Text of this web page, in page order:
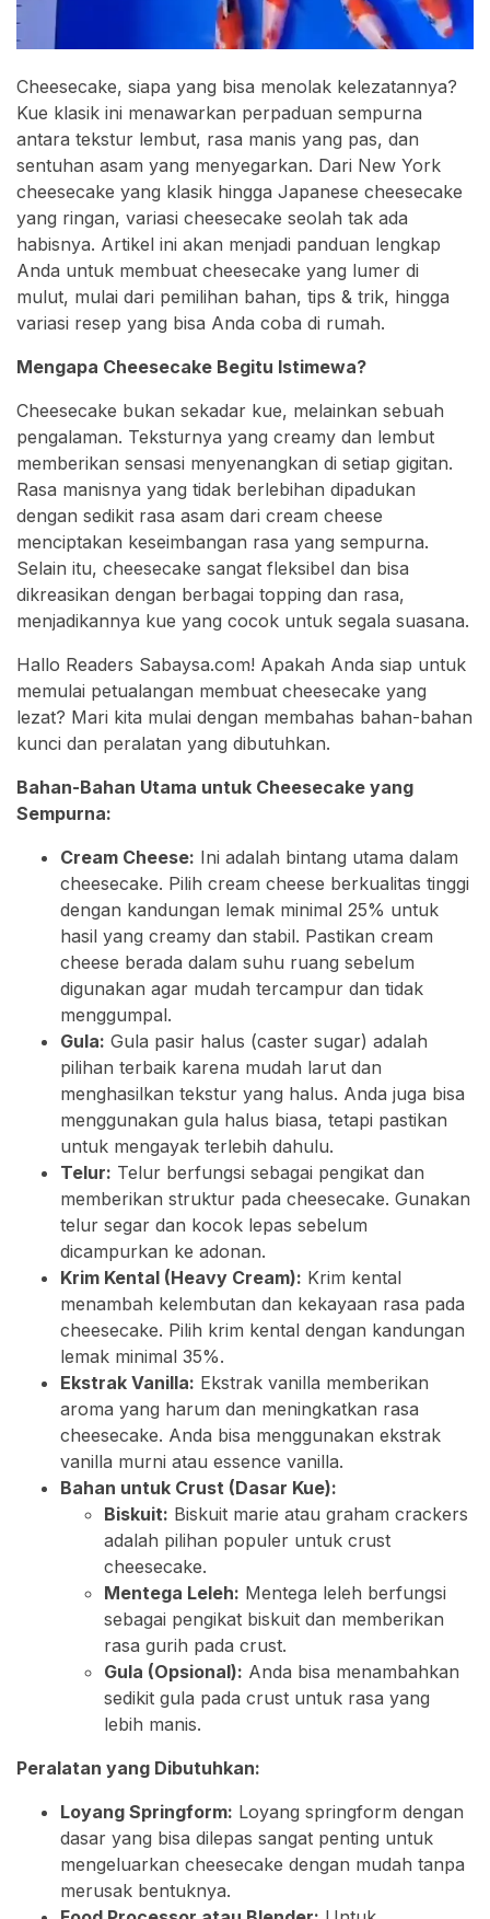
Cheesecake, siapa yang bisa menolak kelezatannya?
Kue klasik ini menawarkan perpaduan sempurna
antara tekstur lembut, rasa manis yang pas, dan
sentuhan asam yang menyegarkan. Dari New York
cheesecake yang klasik hingga Japanese cheesecake
yang ringan, variasi cheesecake seolah tak ada
habisnya. Artikel ini akan menjadi panduan lengkap
Anda untuk membuat cheesecake yang lumer di
mulut, mulai dari pemilihan bahan, tips & trik, hingga
variasi resep yang bisa Anda coba di rumah.
Mengapa Cheesecake Begitu Istimewa?
Cheesecake bukan sekadar kue, melainkan sebuah
pengalaman. Teksturnya yang creamy dan lembut
memberikan sensasi menyenangkan di setiap gigitan.
Rasa manisnya yang tidak berlebihan dipadukan
dengan sedikit rasa asam dari cream cheese
menciptakan keseimbangan rasa yang sempurna.
Selain itu, cheesecake sangat fleksibel dan bisa
dikreasikan dengan berbagai topping dan rasa,
menjadikannya kue yang cocok untuk segala suasana.
Hallo Readers Sabaysa.com! Apakah Anda siap untuk
memulai petualangan membuat cheesecake yang
lezat? Mari kita mulai dengan membahas bahan-bahan
kunci dan peralatan yang dibutuhkan.
Bahan-Bahan Utama untuk Cheesecake yang
Sempurna:
Cream Cheese: Ini adalah bintang utama dalam
cheesecake. Pilih cream cheese berkualitas tinggi
dengan kandungan lemak minimal 25% untuk
hasil yang creamy dan stabil. Pastikan cream
cheese berada dalam suhu ruang sebelum
digunakan agar mudah tercampur dan tidak
menggumpal.
Gula: Gula pasir halus (caster sugar) adalah
pilihan terbaik karena mudah larut dan
menghasilkan tekstur yang halus. Anda juga bisa
menggunakan gula halus biasa, tetapi pastikan
untuk mengayak terlebih dahulu.
Telur: Telur berfungsi sebagai pengikat dan
memberikan struktur pada cheesecake. Gunakan
telur segar dan kocok lepas sebelum
dicampurkan ke adonan.
Krim Kental (Heavy Cream): Krim kental
menambah kelembutan dan kekayaan rasa pada
cheesecake. Pilih krim kental dengan kandungan
lemak minimal 35%.
Ekstrak Vanilla: Ekstrak vanilla memberikan
aroma yang harum dan meningkatkan rasa
cheesecake. Anda bisa menggunakan ekstrak
vanilla murni atau essence vanilla.
Bahan untuk Crust (Dasar Kue):
Biskuit: Biskuit marie atau graham crackers
adalah pilihan populer untuk crust
cheesecake.
Mentega Leleh: Mentega leleh berfungsi
sebagai pengikat biskuit dan memberikan
rasa gurih pada crust.
Gula (Opsional): Anda bisa menambahkan
sedikit gula pada crust untuk rasa yang
lebih manis.
Peralatan yang Dibutuhkan:
Loyang Springform: Loyang springform dengan
dasar yang bisa dilepas sangat penting untuk
mengeluarkan cheesecake dengan mudah tanpa
merusak bentuknya.